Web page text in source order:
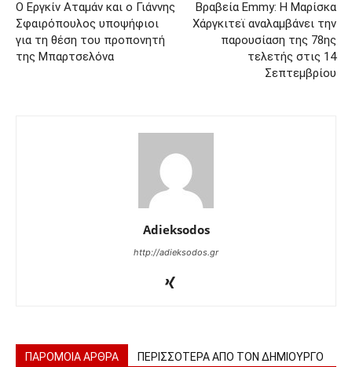
Ο Εργκίν Αταμάν και ο Γιάννης
Σφαιρόπουλος υποψήφιοι
για τη θέση του προπονητή
της Μπαρτσελόνα
Βραβεία Emmy: Η Μαρίσκα
Χάργκιτεϊ αναλαμβάνει την
παρουσίαση της 78ης
τελετής στις 14
Σεπτεμβρίου
Adieksodos
http://adieksodos.gr
ΠΑΡΟΜΟΙΑ ΑΡΘΡΑ ΠΕΡΙΣΣΟΤΕΡΑ ΑΠΟ ΤΟΝ ΔΗΜΙΟΥΡΓΟ